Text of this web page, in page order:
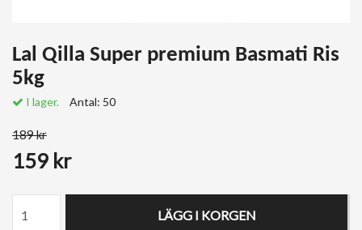
Lal Qilla Super premium Basmati Ris
5kg
I lager. Antal: 50
189 kr
159 kr
LÄGG I KORGEN